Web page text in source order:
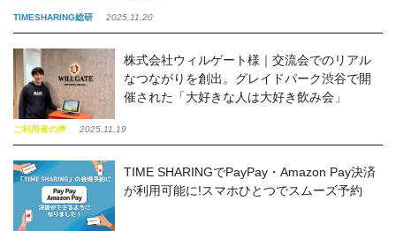
TIMESHARING総研 2025,11,20
ご利用者の声 2025,11,19
株式会社ウィルゲート様｜交流会でのリアル
なつながりを創出。グレイドパーク渋谷で開
催された「大好きな人は大好き飲み会」
TIME SHARINGでPayPay・Amazon Pay決済
が利用可能に!スマホひとつでスムーズ予約